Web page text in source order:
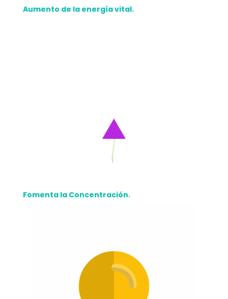
Aumento de la energía vital.
Fomenta la Concentración.